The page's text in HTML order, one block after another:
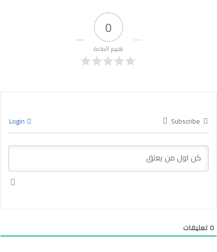
0
تقييم المادة
Subscribe
0تعليقات